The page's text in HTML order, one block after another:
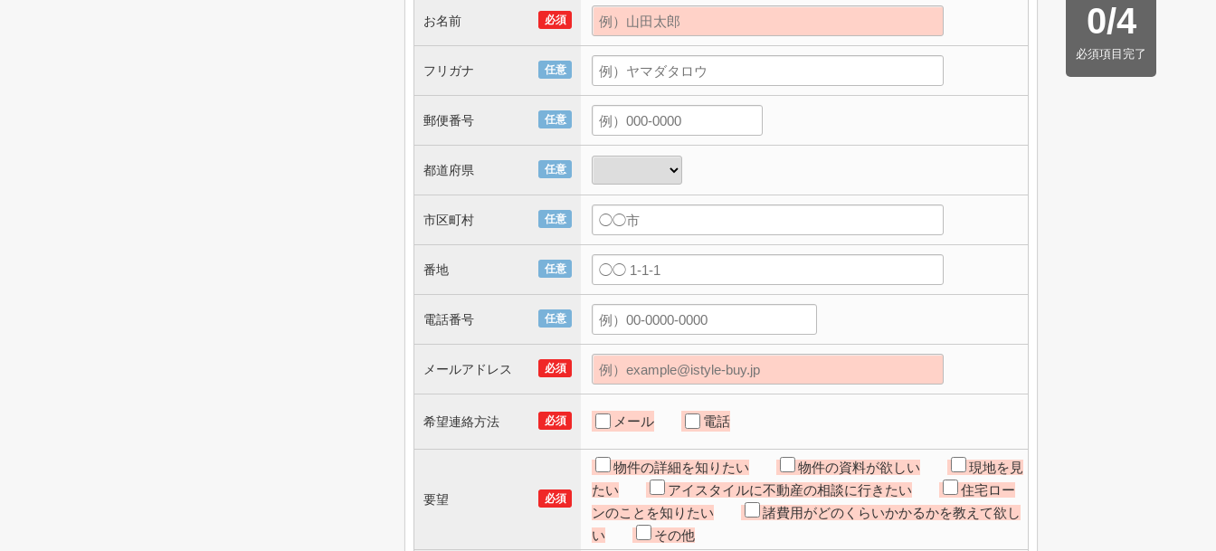
0/4
必須項目完了
必須
お名前
任意
フリガナ
任意
郵便番号
任意
都道府県
任意
市区町村
任意
番地
任意
電話番号
必須
メールアドレス
必須
希望連絡方法 メール 電話
必須
要望
物件の詳細を知りたい 物件の資料が欲しい
現地を見
たい
アイスタイルに不動産の相談に行きたい
住宅ロー
ンのことを知りたい
諸費用がどのくらいかかるかを教えて欲し
い
その他